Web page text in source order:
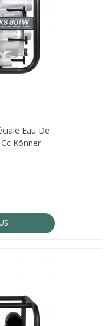
Eau De
Könner